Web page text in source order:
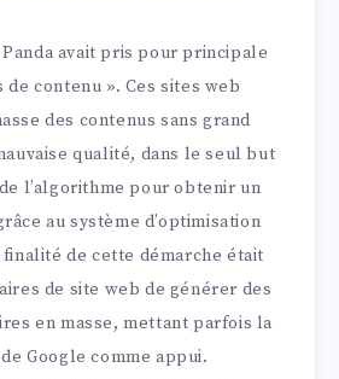
avait pris pour principale
contenu ». Ces sites web
des contenus sans grand
qualité, dans le seul but
l’algorithme pour obtenir un
au système d’optimisation
de cette démarche était
de site web de générer des
en masse, mettant parfois la
Google comme appui.